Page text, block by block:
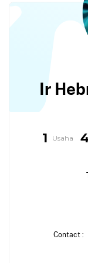
Ir
1 Usaha
Contact :